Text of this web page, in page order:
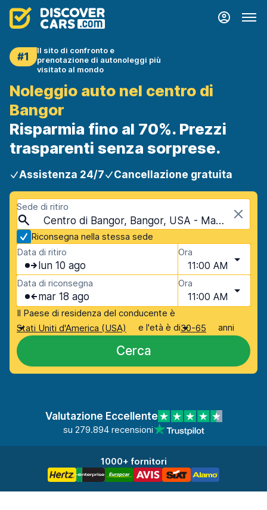
#1
Il sito di confronto e
prenotazione di autonoleggi più
visitato al mondo
Noleggio auto nel centro di
Bangor
Risparmia fino al 70%. Prezzi
trasparenti senza sorprese.
Assistenza 24/7 Cancellazione gratuita
Sede di ritiro
Centro di Bangor, Bangor, USA - Maine
Riconsegna nella stessa sede
Data di ritiro
lun 10 ago
Ora
11:00 AM
Data di riconsegna
mar 18 ago
Ora
11:00 AM
Il Paese di residenza del conducente è
Stati Uniti d'America (USA)
e l'età è di30-65 anni
Cerca
Valutazione Eccellente
su 279.894 recensioni
1000+ fornitori